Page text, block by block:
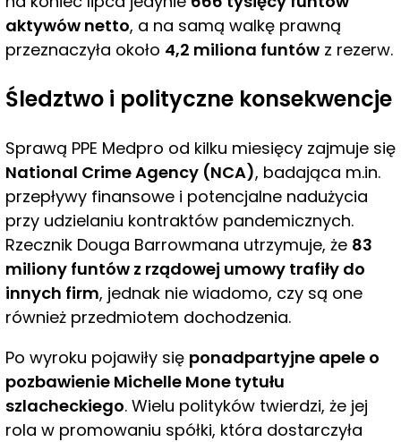
aktywów netto, a na samą walkę prawną
przeznaczyła około 4,2 miliona funtów z rezerw.
Śledztwo i polityczne konsekwencje
Sprawą PPE Medpro od kilku miesięcy zajmuje się
National Crime Agency (NCA), badająca m.in.
przepływy finansowe i potencjalne nadużycia
przy udzielaniu kontraktów pandemicznych.
Rzecznik Douga Barrowmana utrzymuje, że 83
miliony funtów z rządowej umowy trafiły do
innych firm, jednak nie wiadomo, czy są one
również przedmiotem dochodzenia.
Po wyroku pojawiły się ponadpartyjne apele o
pozbawienie Michelle Mone tytułu
szlacheckiego. Wielu polityków twierdzi, że jej
rola w promowaniu spółki, która dostarczyła